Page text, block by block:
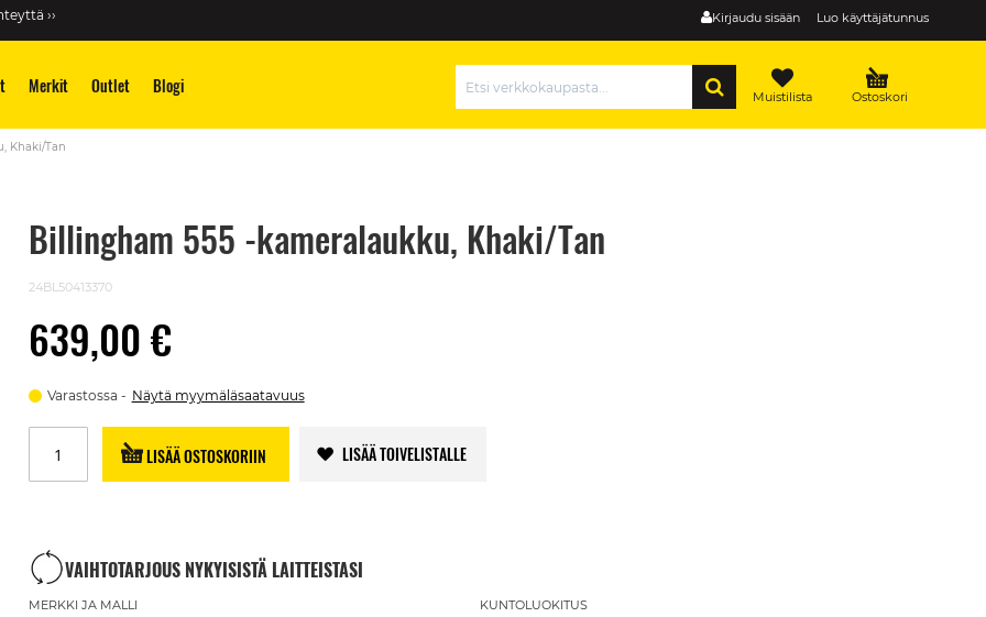
Kirjaudu sisään Luo käyttäjätunnus
››
Merkit Outlet Blogi Ostoskori
Muistilista
Khaki/Tan
Billingham 555 -kameralaukku, Khaki/Tan
24BL50413370
639,00 €
Varastossa Näytä myymäläsaatavuus
LISÄÄ OSTOSKORIIN LISÄÄ TOIVELISTALLE
VAIHTOTARJOUS NYKYISISTÄ LAITTEISTASI
MERKKI JA MALLI KUNTOLUOKITUS